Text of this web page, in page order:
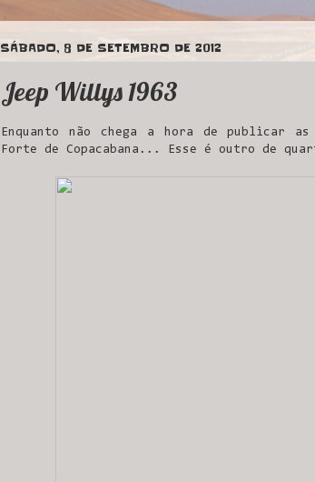
SÁBADO, 8 DE SETEMBRO DE 2012
Jeep Willys 1963
Enquanto não chega a hora de publicar
Forte de Copacabana... Esse é outro de